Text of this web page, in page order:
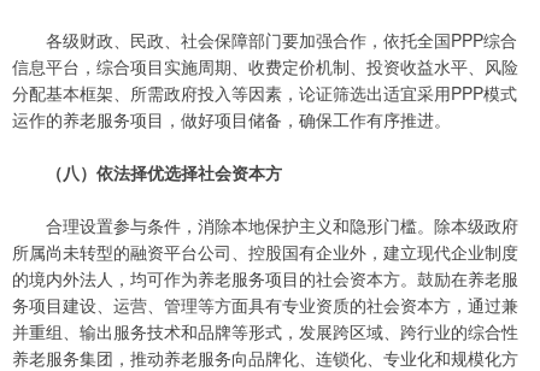
各级财政、民政、社会保障部门要加强合作，依托全国PPP综合
信息平台，综合项目实施周期、收费定价机制、投资收益水平、风险
分配基本框架、所需政府投入等因素，论证筛选出适宜采用PPP模式
运作的养老服务项目，做好项目储备，确保工作有序推进。
（八）依法择优选择社会资本方
合理设置参与条件，消除本地保护主义和隐形门槛。除本级政府
所属尚未转型的融资平台公司、控股国有企业外，建立现代企业制度
的境内外法人，均可作为养老服务项目的社会资本方。鼓励在养老服
务项目建设、运营、管理等方面具有专业资质的社会资本方，通过兼
并重组、输出服务技术和品牌等形式，发展跨区域、跨行业的综合性
养老服务集团，推动养老服务向品牌化、连锁化、专业化和规模化方